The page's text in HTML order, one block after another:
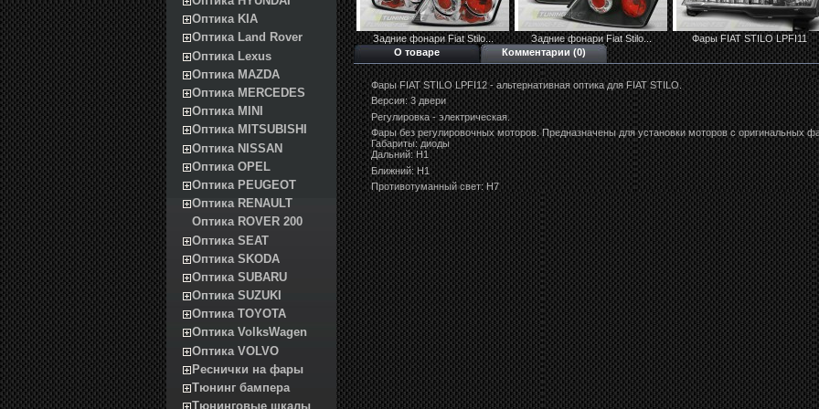
Оптика KIA
Оптика Land Rover
Оптика Lexus
Оптика MAZDA
Оптика MERCEDES
Оптика MINI
Оптика MITSUBISHI
Оптика NISSAN
Оптика OPEL
Оптика PEUGEOT
Оптика RENAULT
Оптика ROVER 200
Оптика SEAT
Оптика SKODA
Оптика SUBARU
Оптика SUZUKI
Оптика TOYOTA
Оптика VolksWagen
Оптика VOLVO
Реснички на фары
Тюнинг бампера
Тюнинговые шкалы
Задние фонари Fiat Stilo... Задние фонари Fiat Stilo...
Фары FIAT STILO LPFI11
О товаре
Комментарии (0)
Фары FIAT STILO LPFI12 - альтернативная оптика для FIAT STILO.
Версия: 3 двери
Регулировка - электрическая.
Фары без регулировочных моторов. Предназначены для установки моторов с оригинальных
Габариты: диоды
Дальний: Н1
Ближний: Н1
Противотуманный свет: Н7